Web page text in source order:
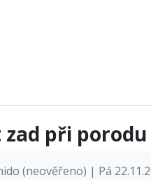
zad při porodu
(neověřeno) | Pá